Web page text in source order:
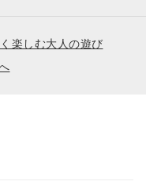
楽しむ大人の遊び